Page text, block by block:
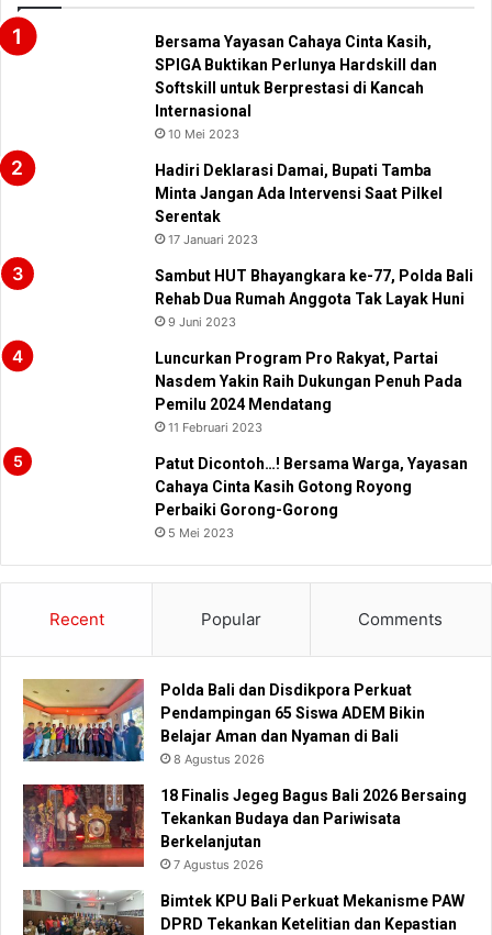
Bersama Yayasan Cahaya Cinta Kasih,
SPIGA Buktikan Perlunya Hardskill dan
Softskill untuk Berprestasi di Kancah
Internasional
10 Mei 2023
Hadiri Deklarasi Damai, Bupati Tamba
Minta Jangan Ada Intervensi Saat Pilkel
Serentak
17 Januari 2023
Sambut HUT Bhayangkara ke-77, Polda Bali
Rehab Dua Rumah Anggota Tak Layak Huni
9 Juni 2023
Luncurkan Program Pro Rakyat, Partai
Nasdem Yakin Raih Dukungan Penuh Pada
Pemilu 2024 Mendatang
11 Februari 2023
Patut Dicontoh…! Bersama Warga, Yayasan
Cahaya Cinta Kasih Gotong Royong
Perbaiki Gorong-Gorong
5 Mei 2023
Recent Popular Comments
Polda Bali dan Disdikpora Perkuat
Pendampingan 65 Siswa ADEM Bikin
Belajar Aman dan Nyaman di Bali
8 Agustus 2026
18 Finalis Jegeg Bagus Bali 2026 Bersaing
Tekankan Budaya dan Pariwisata
Berkelanjutan
7 Agustus 2026
Bimtek KPU Bali Perkuat Mekanisme PAW
DPRD Tekankan Ketelitian dan Kepastian